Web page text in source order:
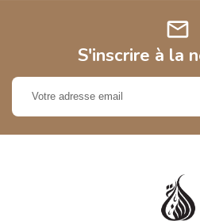
mail
S'inscrire à la